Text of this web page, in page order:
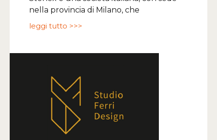
nella provincia di Milano, che
leggi tutto >>>